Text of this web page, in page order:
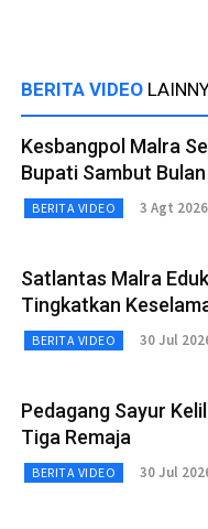
BERITA VIDEO
Kesbangpol Malra
Bupati Sambut
BERITA VIDEO 3 Agt 2026
Satlantas Malra
Tingkatkan
BERITA VIDEO 30 Jul
Pedagang Sayur
Tiga Remaja
BERITA VIDEO 30 Jul